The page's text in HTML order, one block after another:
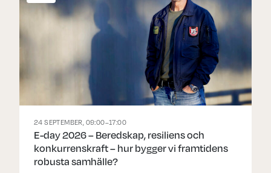
24 SEPTEMBER, 09:00–17:00
E-day 2026 – Beredskap, resiliens och
konkurrenskraft – hur bygger vi framtidens
robusta samhälle?